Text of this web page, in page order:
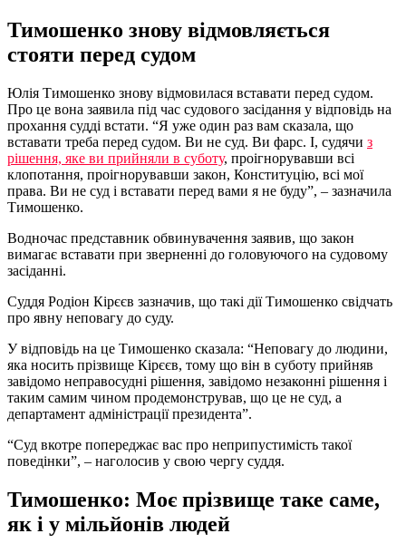
Тимошенко знову відмовляється
стояти перед судом
Юлія Тимошенко знову відмовилася вставати перед судом.
Про це вона заявила під час судового засідання у відповідь на
прохання судді встати. “Я уже один раз вам сказала, що
вставати треба перед судом. Ви не суд. Ви фарс. І, судячи з
рішення, яке ви прийняли в суботу, проігнорувавши всі
клопотання, проігнорувавши закон, Конституцію, всі мої
права. Ви не суд і вставати перед вами я не буду”, – зазначила
Тимошенко.
Водночас представник обвинувачення заявив, що закон
вимагає вставати при зверненні до головуючого на судовому
засіданні.
Суддя Родіон Кірєєв зазначив, що такі дії Тимошенко свідчать
про явну неповагу до суду.
У відповідь на це Тимошенко сказала: “Неповагу до людини,
яка носить прізвище Кірєєв, тому що він в суботу прийняв
завідомо неправосудні рішення, завідомо незаконні рішення і
таким самим чином продемонстрував, що це не суд, а
департамент адміністрації президента”.
“Суд вкотре попереджає вас про неприпустимість такої
поведінки”, – наголосив у свою чергу суддя.
Тимошенко: Моє прізвище таке саме,
як і у мільйонів людей